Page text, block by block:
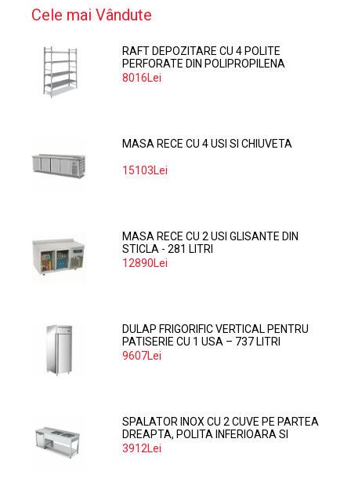
Cele mai Vândute
RAFT DEPOZITARE CU 4 POLITE
PERFORATE DIN POLIPROPILENA
374*60 CM
8016Lei
MASA RECE CU 4 USI SI CHIUVETA
15103Lei
MASA RECE CU 2 USI GLISANTE DIN
STICLA - 281 LITRI
12890Lei
DULAP FRIGORIFIC VERTICAL PENTRU
PATISERIE CU 1 USA – 737 LITRI
9607Lei
SPALATOR INOX CU 2 CUVE PE PARTEA
DREAPTA, POLITA INFERIOARA SI
SPATIU MASINA SPALAT 160*70*85
3912Lei